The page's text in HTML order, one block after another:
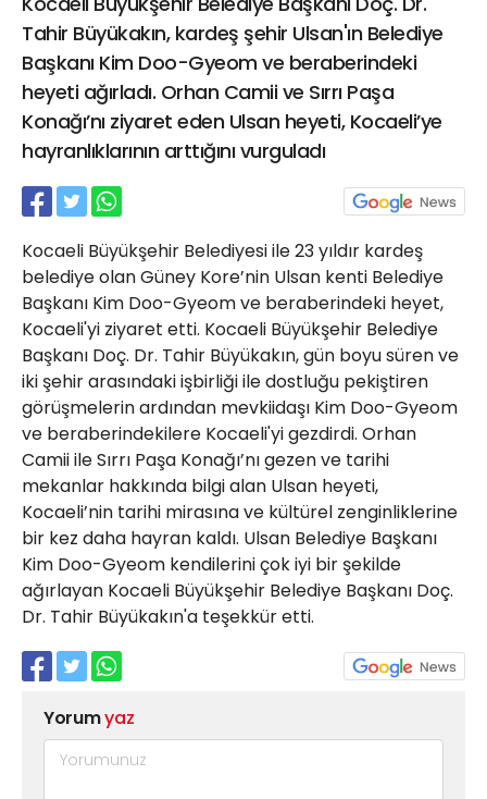
Tahir Büyükakın, kardeş şehir Ulsan'ın Belediye
Başkanı Kim Doo-Gyeom ve beraberindeki
heyeti ağırladı. Orhan Camii ve Sırrı Paşa
Konağı’nı ziyaret eden Ulsan heyeti, Kocaeli’ye
hayranlıklarının arttığını vurguladı
Kocaeli Büyükşehir Belediyesi ile 23 yıldır kardeş
belediye olan Güney Kore’nin Ulsan kenti Belediye
Başkanı Kim Doo-Gyeom ve beraberindeki heyet,
Kocaeli'yi ziyaret etti. Kocaeli Büyükşehir Belediye
Başkanı Doç. Dr. Tahir Büyükakın, gün boyu süren ve
iki şehir arasındaki işbirliği ile dostluğu pekiştiren
görüşmelerin ardından mevkiidaşı Kim Doo-Gyeom
ve beraberindekilere Kocaeli'yi gezdirdi. Orhan
Camii ile Sırrı Paşa Konağı’nı gezen ve tarihi
mekanlar hakkında bilgi alan Ulsan heyeti,
Kocaeli’nin tarihi mirasına ve kültürel zenginliklerine
bir kez daha hayran kaldı. Ulsan Belediye Başkanı
Kim Doo-Gyeom kendilerini çok iyi bir şekilde
ağırlayan Kocaeli Büyükşehir Belediye Başkanı Doç.
Dr. Tahir Büyükakın'a teşekkür etti.
Yorumyaz
21 Gölcük
02624132333
haber@golcukpostasi.com